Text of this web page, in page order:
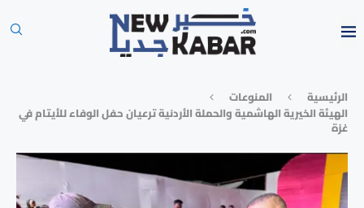
الرئيسية
المنوعات
الهيئة الخيرية الهاشمية والحملة الأردنية ترعيان حفل الوفاء للأيتام في
غزة